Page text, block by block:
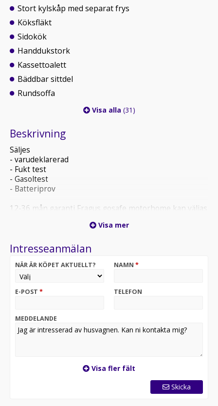
Stort kylskåp med separat frys
Köksfläkt
Sidokök
Handdukstork
Kassettoalett
Bäddbar sittdel
Rundsoffa
Visa alla (31)
Beskrivning
Säljes
- varudeklarerad
- Fukt test
- Gasoltest
- Batteriprov
12-36 mån garanti Fragus gosafe motorhome kan väljas
Visa mer
Intresseanmälan
NÄR ÄR KÖPET AKTUELLT? NAMN *
E-POST * TELEFON
MEDDELANDE
Visa fler fält
Skicka